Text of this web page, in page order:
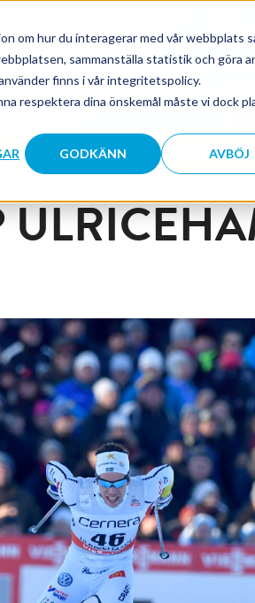
om hur du interagerar med vår webbplats
sammanställa statistik och göra
finns i vår integritetspolicy.
respektera dina önskemål måste vi dock
GODKÄNN AVBÖJ
TEAM MEDIA
& SVAR PROGRAM 2027